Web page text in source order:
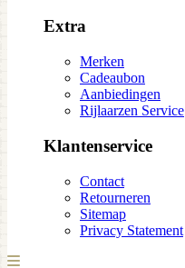
Extra
Merken
Cadeaubon
Aanbiedingen
Rijlaarzen Service
Klantenservice
Contact
Retourneren
Sitemap
Privacy Statement